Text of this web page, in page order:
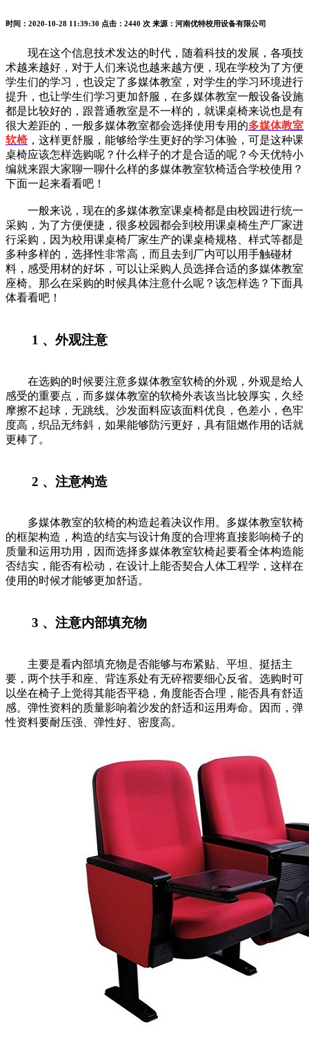
时间：2020-10-28 11:39:30 点击：2440 次 来源：河南优特校用设备有限公司
现在这个信息技术发达的时代，随着科技的发展，各项技
术越来越好，对于人们来说也越来越方便，现在学校为了方便
学生们的学习，也设定了多媒体教室，对学生的学习环境进行
提升，也让学生们学习更加舒服，在多媒体教室一般设备设施
都是比较好的，跟普通教室是不一样的，就课桌椅来说也是有
很大差距的，一般多媒体教室都会选择使用专用的多媒体教室
软椅，这样更舒服，能够给学生更好的学习体验，可是这种课
桌椅应该怎样选购呢？什么样子的才是合适的呢？今天优特小
编就来跟大家聊一聊什么样的多媒体教室软椅适合学校使用？
下面一起来看看吧！
一般来说，现在的多媒体教室课桌椅都是由校园进行统一
采购，为了方便便捷，很多校园都会到校用课桌椅生产厂家进
行采购，因为校用课桌椅厂家生产的课桌椅规格、样式等都是
多种多样的，选择性非常高，而且去到厂内可以用手触碰材
料，感受用材的好坏，可以让采购人员选择合适的多媒体教室
座椅。那么在采购的时候具体注意什么呢？该怎样选？下面具
体看看吧！
1 、外观注意
在选购的时候要注意多媒体教室软椅的外观，外观是给人
感受的重要点，而多媒体教室的软椅外表该当比较厚实，久经
摩擦不起球，无跳线。沙发面料应该面料优良，色差小，色牢
度高，织品无纬斜，如果能够防污更好，具有阻燃作用的话就
更棒了。
2 、注意构造
多媒体教室的软椅的构造起着决议作用。多媒体教室软椅
的框架构造，构造的结实与设计角度的合理将直接影响椅子的
质量和运用功用，因而选择多媒体教室软椅起要看全体构造能
否结实，能否有松动，在设计上能否契合人体工程学，这样在
使用的时候才能够更加舒适。
3 、注意内部填充物
主要是看内部填充物是否能够与布紧贴、平坦、挺括主
要，两个扶手和座、背连系处有无碎褶要细心反省。选购时可
以坐在椅子上觉得其能否平稳，角度能否合理，能否具有舒适
感。弹性资料的质量影响着沙发的舒适和运用寿命。因而，弹
性资料要耐压强、弹性好、密度高。